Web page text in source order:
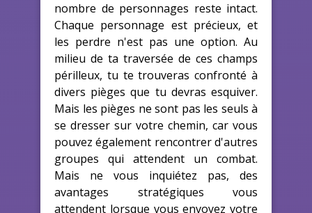
nombre de personnages reste intact.
Chaque personnage est précieux, et
les perdre n'est pas une option. Au
milieu de ta traversée de ces champs
périlleux, tu te trouveras confronté à
divers pièges que tu devras esquiver.
Mais les pièges ne sont pas les seuls à
se dresser sur votre chemin, car vous
pouvez également rencontrer d'autres
groupes qui attendent un combat.
Mais ne vous inquiétez pas, des
avantages stratégiques vous
attendent lorsque vous envoyez votre